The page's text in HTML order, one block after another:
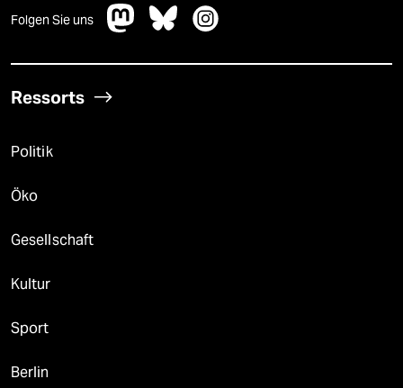
Folgen Sie uns
Ressorts
Politik
Öko
Gesellschaft
Kultur
Sport
Berlin